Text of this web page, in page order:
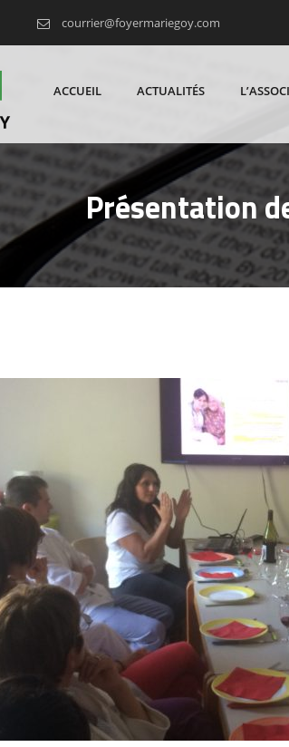
courrier@foyermariegoy.com
ACCUEIL ACTUALITÉS
Présentation